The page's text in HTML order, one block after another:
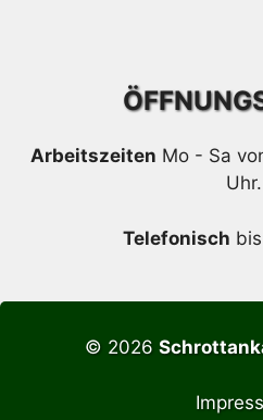
Arbeitszeiten Mo - Sa
Uhr.
Telefonisch bis
© 2026